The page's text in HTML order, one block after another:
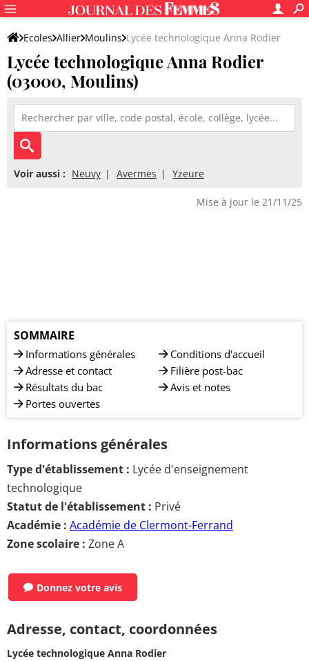
Ecoles Allier Moulins Lycée technologique Anna Rodier
Lycée technologique Anna Rodier
(03000, Moulins)
Voir aussi : Neuvy Avermes Yzeure
Mise à jour le 21/11/25
SOMMAIRE
Informations générales
Adresse et contact
Résultats du bac
Portes ouvertes
Conditions d'accueil
Filière post-bac
Avis et notes
Informations générales
Type d'établissement : Lycée d'enseignement
technologique
Statut de l'établissement : Privé
Académie : Académie de Clermont-Ferrand
Zone scolaire : Zone A
Donnez votre avis
Adresse, contact, coordonnées
Lycée technologique Anna Rodier